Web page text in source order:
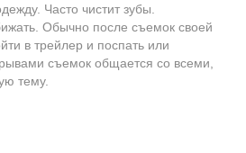
Часто чистит зубы.
Обычно после съемок своей
в трейлер и поспать или
съемок общается со всеми,
тему.